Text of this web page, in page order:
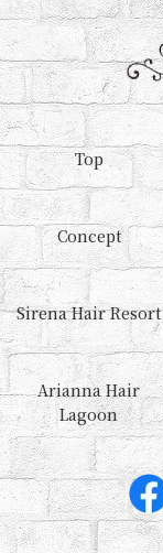
Top
Concept
Sirena Hair Resort
Arianna Hair
Lagoon